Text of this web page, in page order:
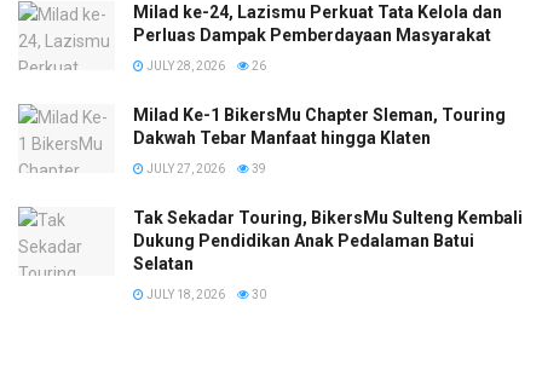
Milad ke-24, Lazismu Perkuat Tata Kelola dan
Perluas Dampak Pemberdayaan Masyarakat
JULY 28, 2026 26
Milad Ke-1 BikersMu Chapter Sleman, Touring
Dakwah Tebar Manfaat hingga Klaten
JULY 27, 2026 39
Tak Sekadar Touring, BikersMu Sulteng Kembali
Dukung Pendidikan Anak Pedalaman Batui
Selatan
JULY 18, 2026 30